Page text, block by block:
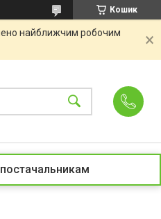
Кошик
найближчим робочим